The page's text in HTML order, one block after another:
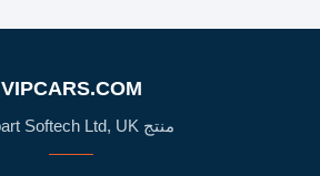
VIPCARS.COM
منتج Webart Softech Ltd, UK